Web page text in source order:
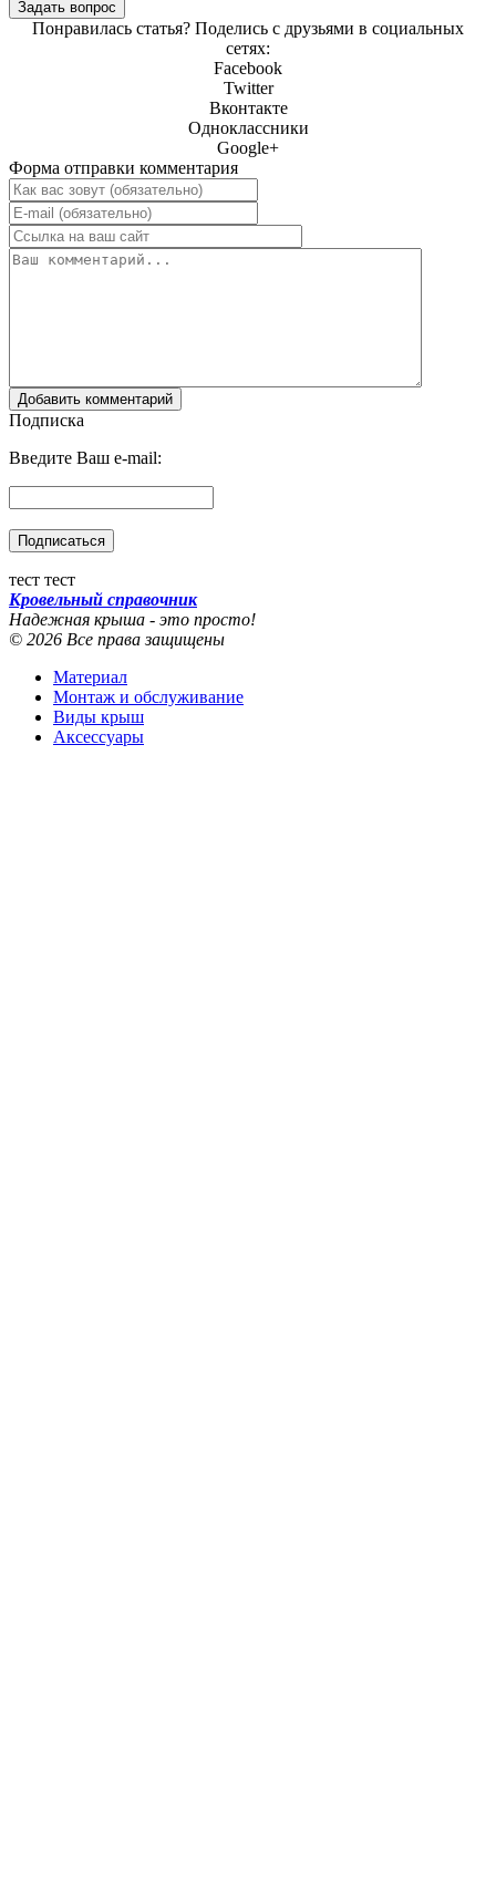
Понравилась статья? Поделись с друзьями в социальных
сетях:
Facebook
Twitter
Вконтакте
Одноклассники
Google+
Форма отправки комментария
Подписка
Введите Ваш e-mail:
тест тест
Кровельный справочник
Надежная крыша - это просто!
© 2026 Все права защищены
Материал
Монтаж и обслуживание
Виды крыш
Аксессуары